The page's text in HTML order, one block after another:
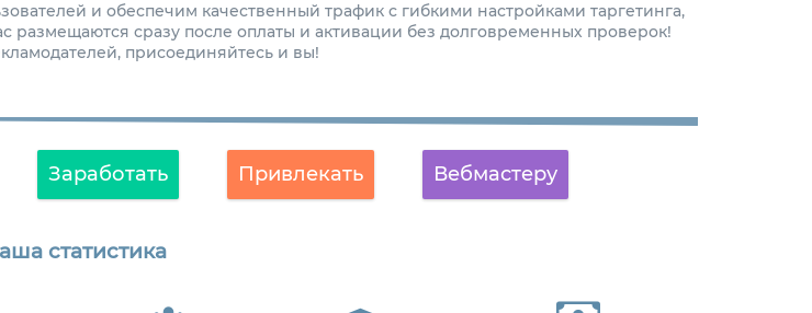
и обеспечим качественный трафик с гибкими настройками таргетинга,
сразу после оплаты и активации без долговременных проверок!
присоединяйтесь и вы!
Заработать Привлекать Вебмастеру
статистика